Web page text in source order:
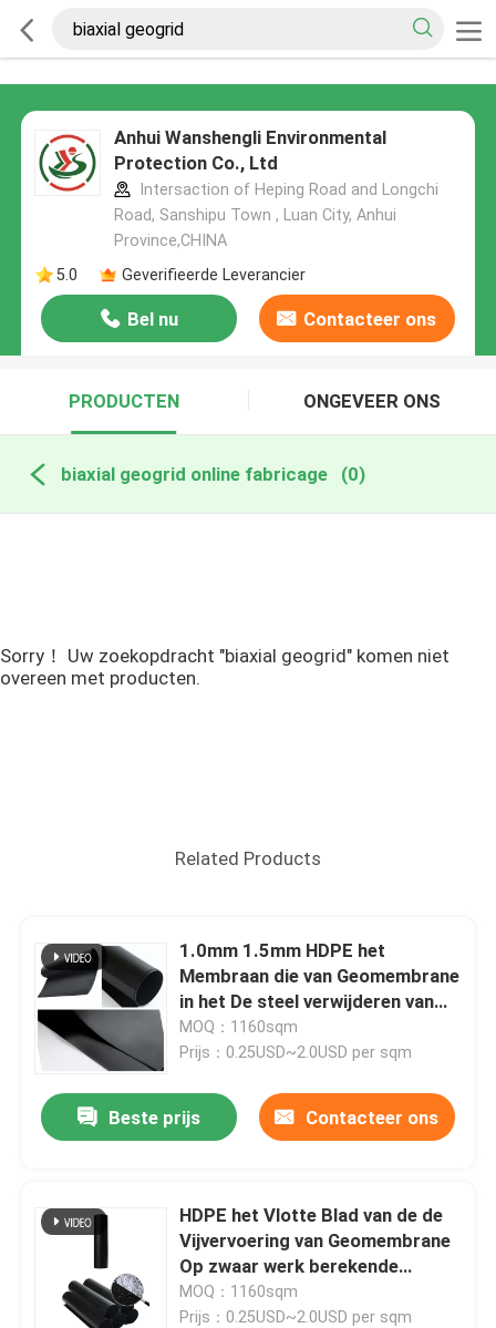
Anhui Wanshengli Environmental
Protection Co., Ltd
Intersaction of Heping Road and Longchi
Road, Sanshipu Town , Luan City, Anhui
Province,CHINA
5.0
Geverifieerde Leverancier
Bel nu Contacteer ons
PRODUCTEN ONGEVEER ONS
biaxial geogrid online fabricage (0)
Sorry！ Uw zoekopdracht "biaxial geogrid" komen niet
overeen met producten.
Related Products
1.0mm 1.5mm HDPE het
Membraan die van Geomembrane
in het De steel verwijderen van
Lekkage van Preventie gebruiken
MOQ：1160sqm
Prijs：0.25USD~2.0USD per sqm
Beste prijs Contacteer ons
HDPE het Vlotte Blad van de de
Vijvervoering van Geomembrane
Op zwaar werk berekende
Plastic voor Mijnbouw
MOQ：1160sqm
Prijs：0.25USD~2.0USD per sqm